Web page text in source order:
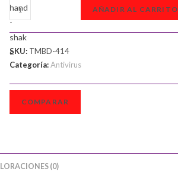
Antivirus
Plus
Bitdefender
ESD
cantidad
AÑADIR AL CARRITO
SKU: TMBD-414
Categoría:Antivirus
COMPARAR
(0)